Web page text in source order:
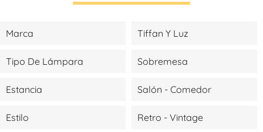
Marca Tiffan Y Luz
Tipo De Lámpara Sobremesa
Estancia Salón - Comedor
Estilo Retro - Vintage